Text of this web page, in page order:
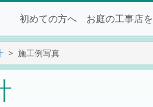
初めての方へ お庭の工事店
施工例写真